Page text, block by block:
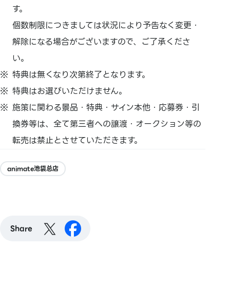
す。
個数制限につきましては状況により予告なく変更・
解除になる場合がございますので、ご了承くださ
い。
特典は無くなり次第終了となります。
特典はお選びいただけません。
施策に関わる景品・特典・サイン本他・応募券・引
換券等は、全て第三者への譲渡・オークション等の
転売は禁止とさせていただきます。
animate池袋总店
Share